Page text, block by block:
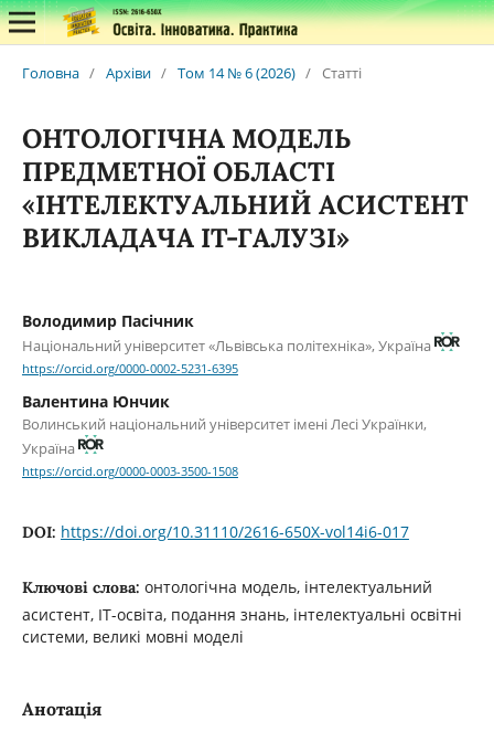
Головна / Архіви / Том 14 № 6 (2026) / Статті
ОНТОЛОГІЧНА МОДЕЛЬ
ПРЕДМЕТНОЇ ОБЛАСТІ
«ІНТЕЛЕКТУАЛЬНИЙ АСИСТЕНТ
ВИКЛАДАЧА ІТ-ГАЛУЗІ»
Володимир Пасічник
Національний університет «Львівська політехніка», Україна
https://orcid.org/0000-0002-5231-6395
Валентина Юнчик
Волинський національний університет імені Лесі Українки,
Україна
https://orcid.org/0000-0003-3500-1508
DOI: https://doi.org/10.31110/2616-650X-vol14i6-017
Ключові слова: онтологічна модель, інтелектуальний
асистент, ІТ-освіта, подання знань, інтелектуальні освітні
системи, великі мовні моделі
Анотація